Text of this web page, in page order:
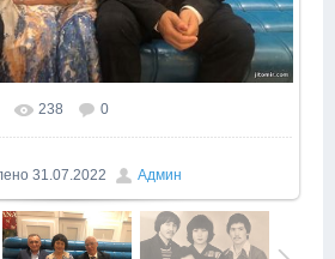
238 0
31.07.2022 Админ